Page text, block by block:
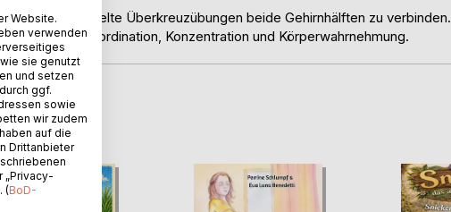
durch gezielte Überkreuzübungen beide Gehirnhälften zu verbinden.
fördern Koordination, Konzentration und Körperwahrnehmung.
BoD
Website.
verwenden
sie genutzt
und setzen
ggf.
sowie
wir zudem
auf die
Drittanbieter
„Privacy-
(BoD-